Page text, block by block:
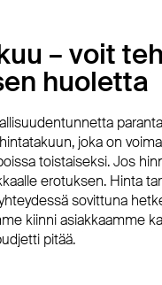
– voit
huoletta
joka on
toistaiseksi. Jos
erotuksen. Hinta
sovittuna
kiinni asiakkaamme
pitää.